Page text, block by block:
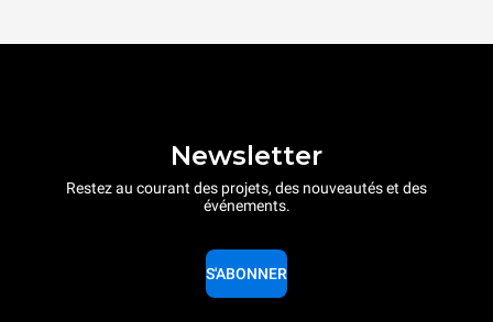
Newsletter
Restez au courant des projets, des nouveautés et des
événements.
S'ABONNER